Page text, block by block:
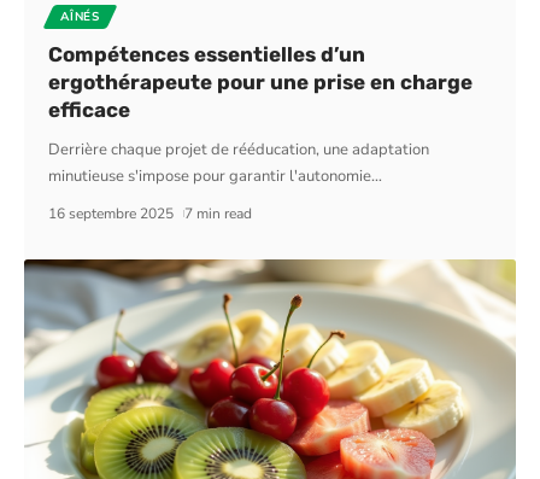
AÎNÉS
Compétences essentielles d’un
ergothérapeute pour une prise en charge
efficace
Derrière chaque projet de rééducation, une adaptation
minutieuse s'impose pour garantir l'autonomie…
16 septembre 2025 7 min read